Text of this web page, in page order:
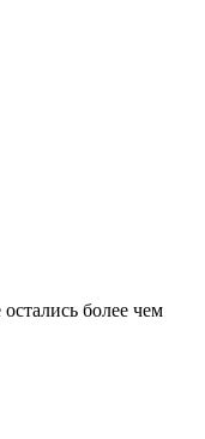
более чем